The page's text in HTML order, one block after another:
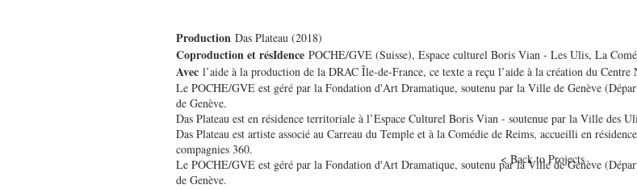
Production Das Plateau (2018)
Coproduction et résIdence POCHE/GVE (Suisse), Espace culturel Boris Vian - Les Ulis, La
Avec l’aide à la production de la DRAC Île-de-France, ce texte a reçu l’aide à la création du Centre
Le POCHE/GVE est géré par la Fondation d'Art Dramatique, soutenu par la Ville de Genève
de Genève.
Das Plateau est en résidence territoriale à l’Espace Culturel Boris Vian - soutenue par la Ville des
Das Plateau est artiste associé au Carreau du Temple et à la Comédie de Reims, accueilli en
compagnies 360.
Le POCHE/GVE est géré par la Fondation d'Art Dramatique, soutenu par la Ville de Genève
de Genève.
< Back to Projects